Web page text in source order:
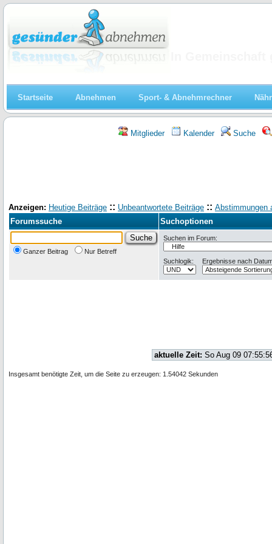
Startseite Abnehmen Sport- & Abnehmrechner
Mitglieder Kalender Suche
Anzeigen: Heutige Beiträge :: Unbeantwortete Beiträge :: Abstimmungen
Forumssuche
Suchoptionen
Ganzer Beitrag Nur Betreff
Suchen im Forum:
Suchlogik: Ergebnisse nach
aktuelle Zeit: So Aug 09
Insgesamt benötigte Zeit, um die Seite zu erzeugen: 1.54042 Sekunden